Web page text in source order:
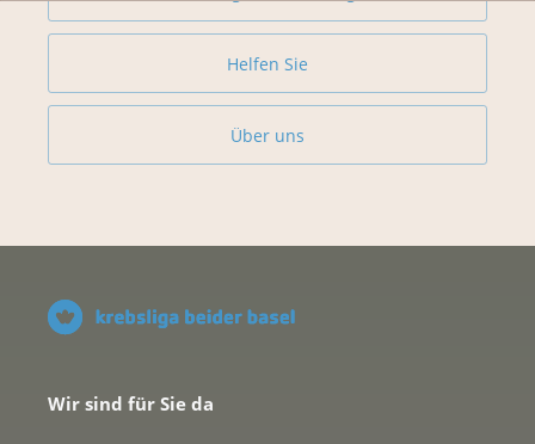
Helfen Sie
Über uns
Wir sind für Sie da